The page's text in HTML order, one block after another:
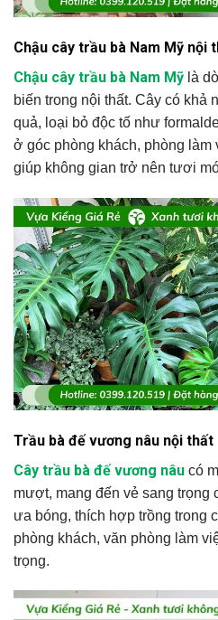
Chậu cây trầu bà Nam Mỹ nội
Chậu cây trầu bà Nam Mỹ là
biến trong nội thất. Cây có khả
quả, loại bỏ độc tố như
ở góc phòng khách, phòng làm
giúp không gian trở nên tươi
Trầu bà đế vương nâu nội thất
Cây trầu bà đế vương nâu có
mượt, mang đến vẻ sang trọng
ưa bóng, thích hợp trồng trong
phòng khách, văn phòng làm
trọng.